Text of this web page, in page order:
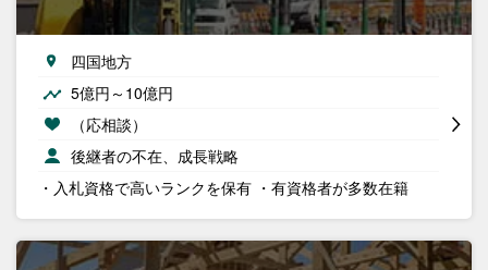
四国地方
5億円～10億円
（応相談）
後継者の不在、成長戦略
・入札資格で高いランクを保有 ・有資格者が多数在籍